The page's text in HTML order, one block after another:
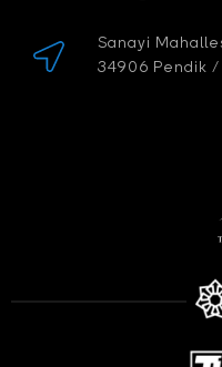
Sanayi
34906 Pendik /